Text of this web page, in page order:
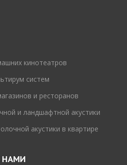
кинотеатров
систем
и ресторанов
и ландшафтной акустики
акустики в квартире
НАМИ